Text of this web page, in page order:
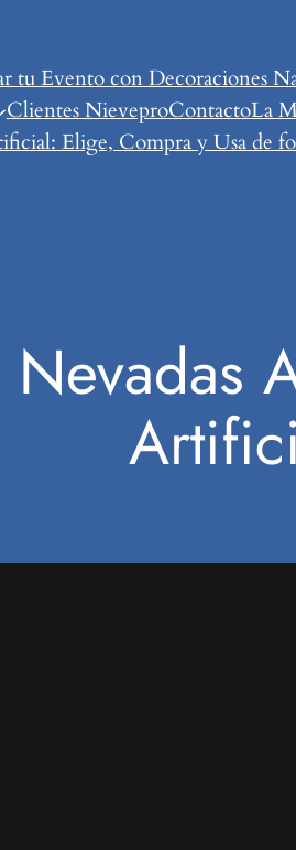
tu Evento con Decoraciones
Clientes NieveproContactoLa
Elige, Compra y Usa de